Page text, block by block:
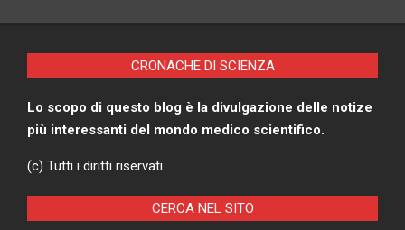
CRONACHE DI SCIENZA
Lo scopo di questo blog è la divulgazione delle notize
più interessanti del mondo medico scientifico.
(c) Tutti i diritti riservati
CERCA NEL SITO